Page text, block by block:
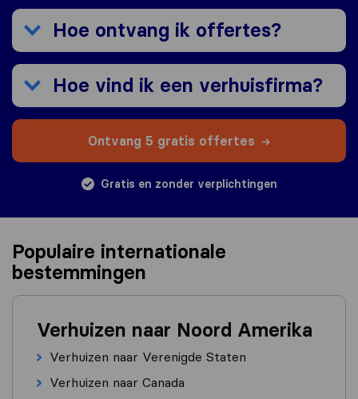
Hoe ontvang ik offertes?
Hoe vind ik een verhuisfirma?
Ontvang 5 gratis offertes
Gratis en zonder verplichtingen
Populaire internationale
bestemmingen
Verhuizen naar Noord Amerika
Verhuizen naar Verenigde Staten
Verhuizen naar Canada